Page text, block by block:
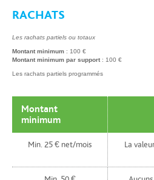
RACHATS
Les rachats partiels ou totaux
Montant minimum : 100 €
Montant minimum par support : 100 €
Les rachats partiels programmés
Montant
minimum
Min. 25 € net/mois
La